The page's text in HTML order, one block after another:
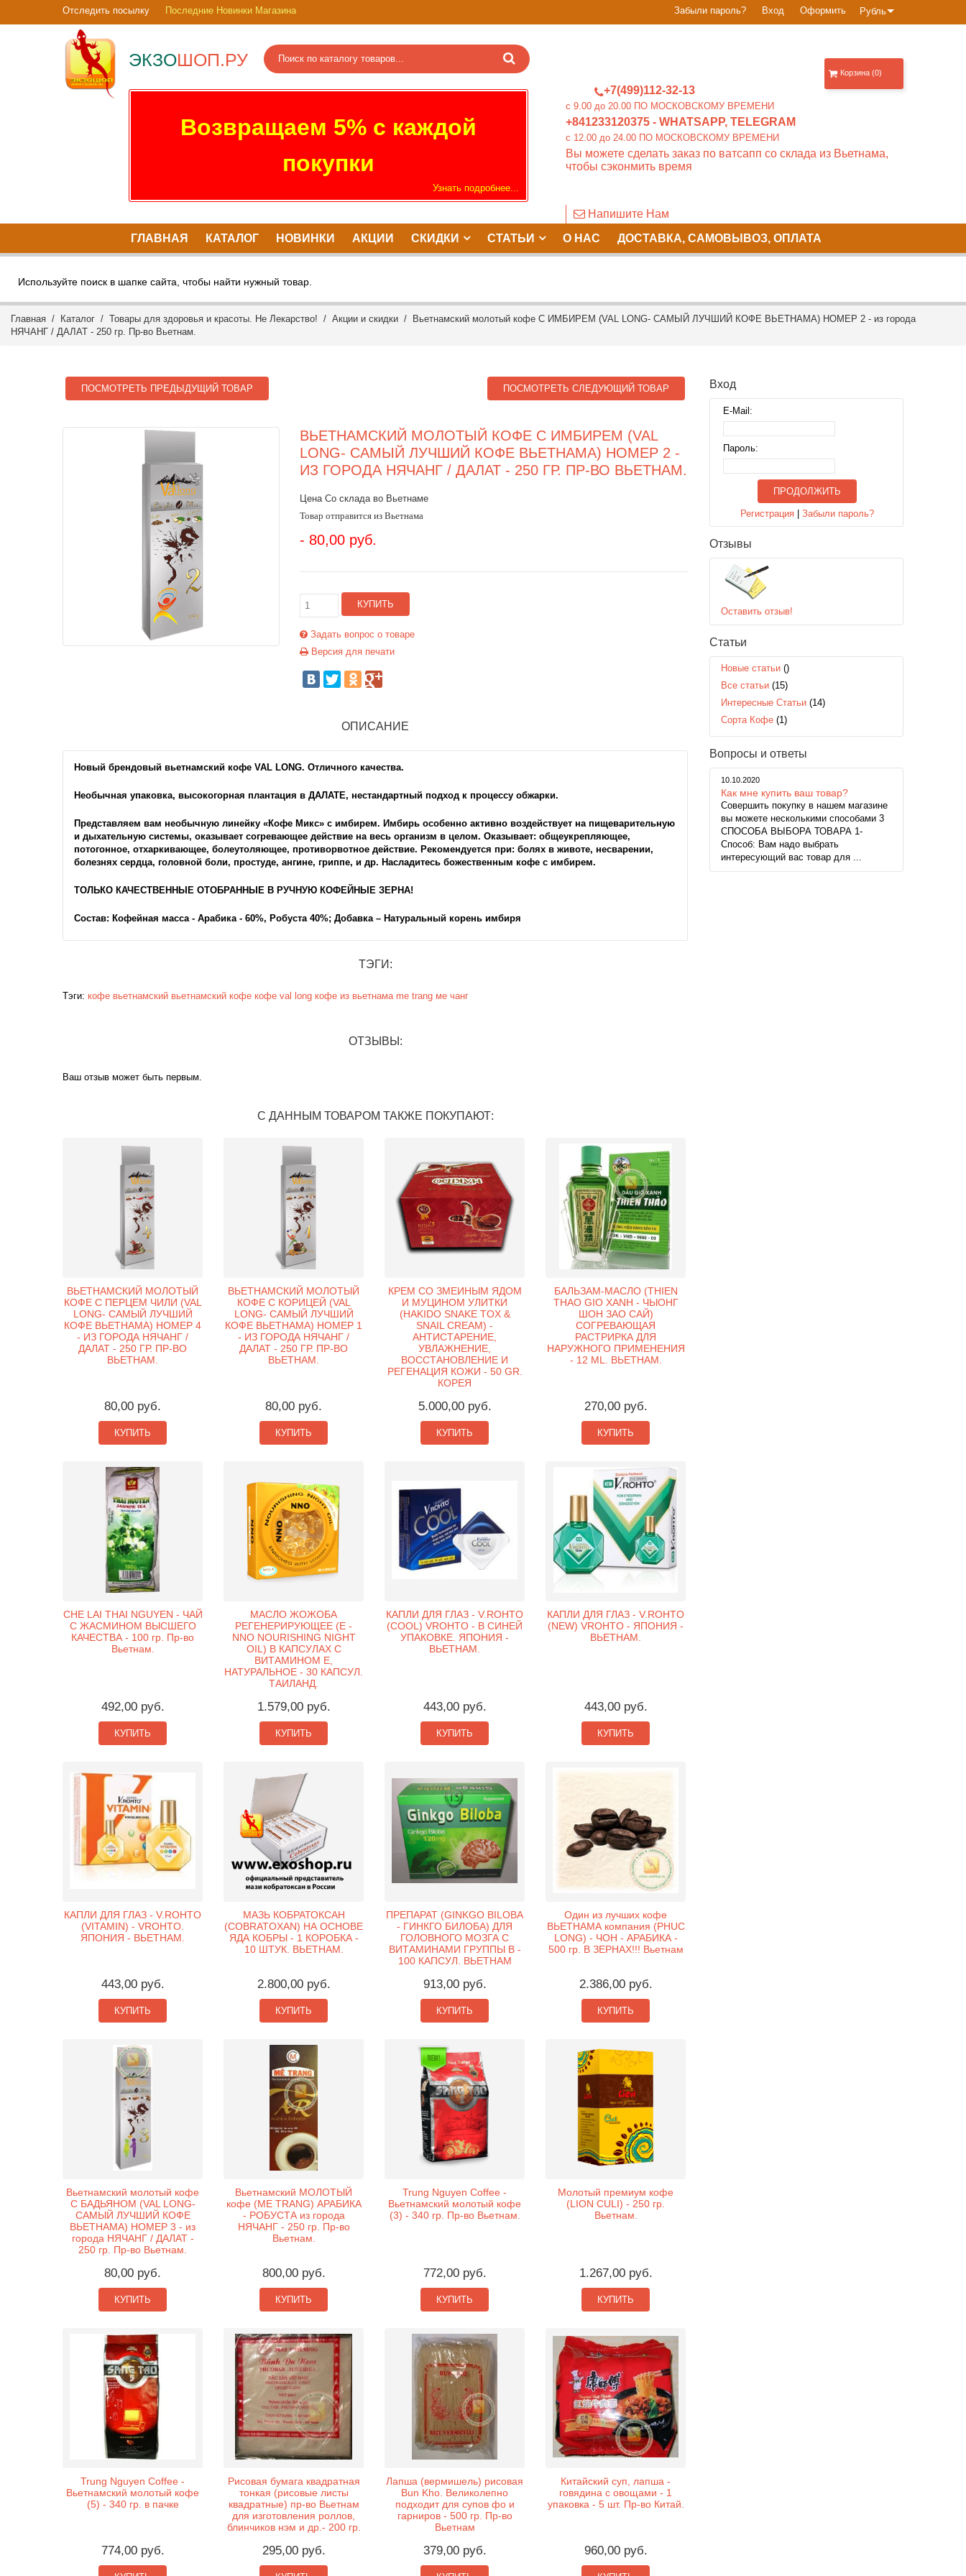
Рубль
Забыли пароль? Вход Оформить
Отследить посылку Последние Новинки Магазина
ЭКЗОШОП.РУ
+7(499)112-32-13
c 9.00 до 20.00 ПО МОСКОВСКОМУ ВРЕМЕНИ
+841233120375 - WHATSAPP, TELEGRAM
c 12.00 до 24.00 ПО МОСКОВСКОМУ ВРЕМЕНИ
Вы можете сделать заказ по ватсапп со склада из Вьетнама,
чтобы сэконмить время
Напишите Нам
Возвращаем 5% с каждой
покупки
Узнать подробнее...
Корзина (0)
ГЛАВНАЯ КАТАЛОГ НОВИНКИ АКЦИИ СКИДКИ СТАТЬИ О НАС ДОСТАВКА, САМОВЫВОЗ, ОПЛАТА
Используйте поиск в шапке сайта, чтобы найти нужный товар.
Главная / Каталог / Товары для здоровья и красоты. Не Лекарство! / Акции и скидки / Вьетнамский молотый кофе С ИМБИРЕМ (VAL LONG- САМЫЙ ЛУЧШИЙ КОФЕ ВЬЕТНАМА) НОМЕР 2 - из города
НЯЧАНГ / ДАЛАТ - 250 гр. Пр-во Вьетнам.
ПОСМОТРЕТЬ ПРЕДЫДУЩИЙ ТОВАР ПОСМОТРЕТЬ СЛЕДУЮЩИЙ ТОВАР
ВЬЕТНАМСКИЙ МОЛОТЫЙ КОФЕ С ИМБИРЕМ (VAL
LONG- САМЫЙ ЛУЧШИЙ КОФЕ ВЬЕТНАМА) НОМЕР 2 -
ИЗ ГОРОДА НЯЧАНГ / ДАЛАТ - 250 ГР. ПР-ВО ВЬЕТНАМ.
Цена Со склада во Вьетнаме
Товар отправится из Вьетнама
- 80,00 руб.
КУПИТЬ
Задать вопрос о товаре
Версия для печати
ОПИСАНИЕ
Новый брендовый вьетнамский кофе VAL LONG. Отличного качества.
Необычная упаковка, высокогорная плантация в ДАЛАТЕ, нестандартный подход к процессу обжарки.
Представляем вам необычную линейку «Кофе Микс» с имбирем. Имбирь особенно активно воздействует на пищеварительную
и дыхательную системы, оказывает согревающее действие на весь организм в целом. Оказывает: общеукрепляющее,
потогонное, отхаркивающее, болеутоляющее, противорвотное действие. Рекомендуется при: болях в животе, несварении,
болезнях сердца, головной боли, простуде, ангине, гриппе, и др. Насладитесь божественным кофе с имбирем.
ТОЛЬКО КАЧЕСТВЕННЫЕ ОТОБРАННЫЕ В РУЧНУЮ КОФЕЙНЫЕ ЗЕРНА!
Состав: Кофейная масса - Арабика - 60%, Робуста 40%; Добавка – Натуральный корень имбиря
ТЭГИ:
Тэги: кофе вьетнамский вьетнамский кофе кофе val long кофе из вьетнама me trang ме чанг
ОТЗЫВЫ:
Ваш отзыв может быть первым.
С ДАННЫМ ТОВАРОМ ТАКЖЕ ПОКУПАЮТ:
ВЬЕТНАМСКИЙ МОЛОТЫЙ
КОФЕ С ПЕРЦЕМ ЧИЛИ (VAL
LONG- САМЫЙ ЛУЧШИЙ
КОФЕ ВЬЕТНАМА) НОМЕР 4
- ИЗ ГОРОДА НЯЧАНГ /
ДАЛАТ - 250 ГР. ПР-ВО
ВЬЕТНАМ.
80,00 руб.
КУПИТЬ
ВЬЕТНАМСКИЙ МОЛОТЫЙ
КОФЕ С КОРИЦЕЙ (VAL
LONG- САМЫЙ ЛУЧШИЙ
КОФЕ ВЬЕТНАМА) НОМЕР 1
- ИЗ ГОРОДА НЯЧАНГ /
ДАЛАТ - 250 ГР. ПР-ВО
ВЬЕТНАМ.
80,00 руб.
КУПИТЬ
КРЕМ СО ЗМЕИНЫМ ЯДОМ
И МУЦИНОМ УЛИТКИ
(HAKIDO SNAKE TOX &
SNAIL CREAM) -
АНТИСТАРЕНИЕ,
УВЛАЖНЕНИЕ,
ВОССТАНОВЛЕНИЕ И
РЕГЕНАЦИЯ КОЖИ - 50 GR.
КОРЕЯ
5.000,00 руб.
КУПИТЬ
БАЛЬЗАМ-МАСЛО (THIEN
THAO GIO XANH - ЧЫОНГ
ШОН ЗАО САЙ)
СОГРЕВАЮЩАЯ
РАСТРИРКА ДЛЯ
НАРУЖНОГО ПРИМЕНЕНИЯ
- 12 ML. ВЬЕТНАМ.
270,00 руб.
КУПИТЬ
CHE LAI THAI NGUYEN - ЧАЙ
С ЖАСМИНОМ ВЫСШЕГО
КАЧЕСТВА - 100 гр. Пр-во
Вьетнам.
492,00 руб.
КУПИТЬ
МАСЛО ЖОЖОБА
РЕГЕНЕРИРУЮЩЕЕ (Е -
NNO NOURISHING NIGHT
OIL) В КАПСУЛАХ С
ВИТАМИНОМ Е,
НАТУРАЛЬНОЕ - 30 КАПСУЛ.
ТАИЛАНД.
1.579,00 руб.
КУПИТЬ
КАПЛИ ДЛЯ ГЛАЗ - V.ROHTO
(COOL) VROHTO - В СИНЕЙ
УПАКОВКЕ. ЯПОНИЯ -
ВЬЕТНАМ.
443,00 руб.
КУПИТЬ
КАПЛИ ДЛЯ ГЛАЗ - V.ROHTO
(NEW) VROHTO - ЯПОНИЯ -
ВЬЕТНАМ.
443,00 руб.
КУПИТЬ
КАПЛИ ДЛЯ ГЛАЗ - V.ROHTO
(VITAMIN) - VROHTO.
ЯПОНИЯ - ВЬЕТНАМ.
443,00 руб.
КУПИТЬ
МАЗЬ КОБРАТОКСАН
(COBRATOXAN) НА ОСНОВЕ
ЯДА КОБРЫ - 1 КОРОБКА -
10 ШТУК. ВЬЕТНАМ.
2.800,00 руб.
КУПИТЬ
ПРЕПАРАТ (GINKGO BILOBA
- ГИНКГО БИЛОБА) ДЛЯ
ГОЛОВНОГО МОЗГА С
ВИТАМИНАМИ ГРУППЫ B -
100 КАПСУЛ. ВЬЕТНАМ
913,00 руб.
КУПИТЬ
Один из лучших кофе
ВЬЕТНАМА компания (PHUC
LONG) - ЧОН - АРАБИКА -
500 гр. В ЗЕРНАХ!!! Вьетнам
2.386,00 руб.
КУПИТЬ
Вьетнамский молотый кофе
С БАДЬЯНОМ (VAL LONG-
САМЫЙ ЛУЧШИЙ КОФЕ
ВЬЕТНАМА) НОМЕР 3 - из
города НЯЧАНГ / ДАЛАТ -
250 гр. Пр-во Вьетнам.
80,00 руб.
КУПИТЬ
Вьетнамский МОЛОТЫЙ
кофе (ME TRANG) АРАБИКА
- РОБУСТА из города
НЯЧАНГ - 250 гр. Пр-во
Вьетнам.
800,00 руб.
КУПИТЬ
Trung Nguyen Coffee -
Вьетнамский молотый кофе
(3) - 340 гр. Пр-во Вьетнам.
772,00 руб.
КУПИТЬ
Молотый премиум кофе
(LION CULI) - 250 гр.
Вьетнам.
1.267,00 руб.
КУПИТЬ
Trung Nguyen Coffee -
Вьетнамский молотый кофе
(5) - 340 гр. в пачке
774,00 руб.
Рисовая бумага квадратная
тонкая (рисовые листы
квадратные) пр-во Вьетнам
для изготовления роллов,
блинчиков нэм и др.- 200 гр.
295,00 руб.
Лапша (вермишель) рисовая
Bun Kho. Великолепно
подходит для супов фо и
гарниров - 500 гр. Пр-во
Вьетнам
379,00 руб.
Китайский суп, лапша -
говядина с овощами - 1
упаковка - 5 шт. Пр-во Китай.
960,00 руб.
Вход
E-Mail:
Пароль:
ПРОДОЛЖИТЬ
Регистрация |Забыли пароль?
Отзывы
Оставить отзыв!
Статьи
Новые статьи ()
Все статьи (15)
Интересные Статьи (14)
Сорта Кофе (1)
Вопросы и ответы
10.10.2020
Как мне купить ваш товар?
Совершить покупку в нашем магазине
вы можете несколькими способами 3
СПОСОБА ВЫБОРА ТОВАРА 1-
Способ: Вам надо выбрать
интересующий вас товар для ...